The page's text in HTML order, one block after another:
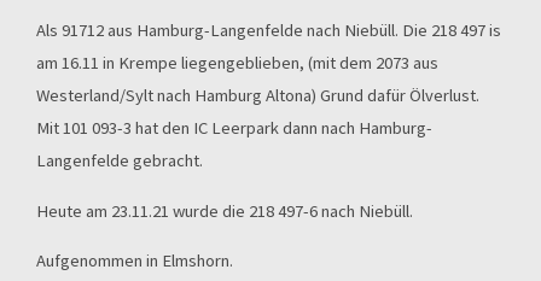
Als 91712 aus Hamburg-Langenfelde nach Niebüll. Die 218 497 is
am 16.11 in Krempe liegengeblieben, (mit dem 2073 aus
Westerland/Sylt nach Hamburg Altona) Grund dafür Ölverlust.
Mit 101 093-3 hat den IC Leerpark dann nach Hamburg-
Langenfelde gebracht.
Heute am 23.11.21 wurde die 218 497-6 nach Niebüll.
Aufgenommen in Elmshorn.